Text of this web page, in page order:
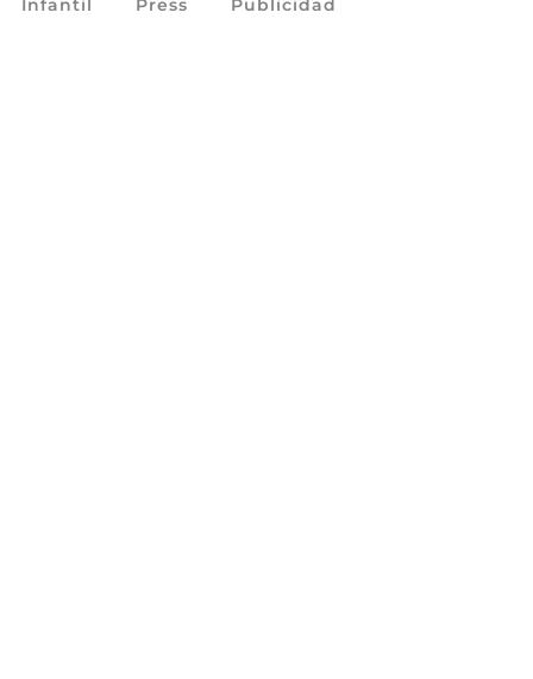
Infantil Press Publicidad